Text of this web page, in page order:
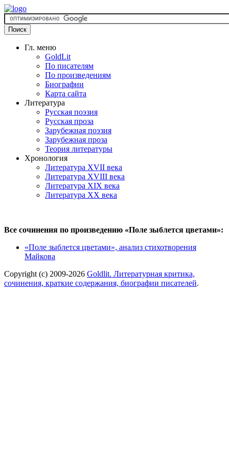
Гл. меню
GoldLit
По писателям
По произведениям
Биографии
Карта сайта
Литература
Русская поэзия
Русская проза
Зарубежная поэзия
Зарубежная проза
Теория литературы
Хронология
Литература XVII века
Литература XVIII века
Литература XIX века
Литература XX века
Все сочинения по произведению «Поле зыблется цветами»:
«Поле зыблется цветами», анализ стихотворения
Майкова
Copyright (c) 2009-2026 Goldlit. Литературная критика,
сочинения, краткие содержания, биографии писателей.